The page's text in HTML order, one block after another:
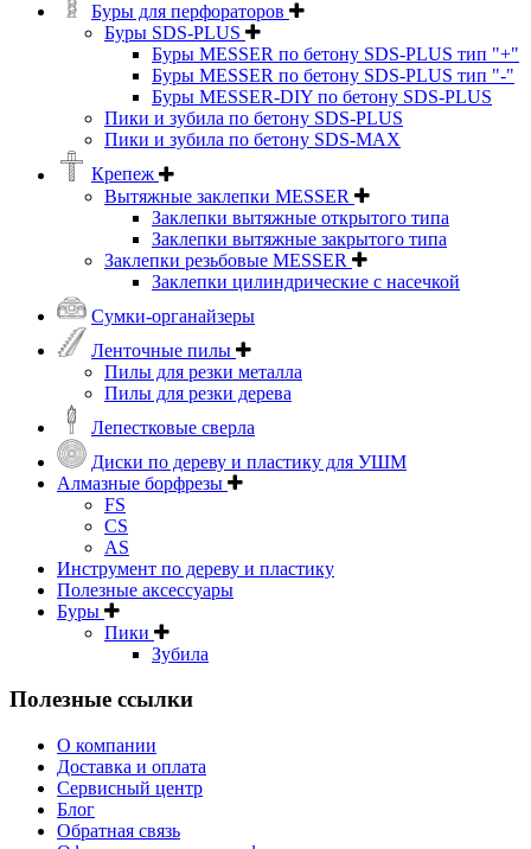
Буры для перфораторов
Буры SDS-PLUS
Буры MESSER по бетону SDS-PLUS тип "+"
Буры MESSER по бетону SDS-PLUS тип "-"
Буры MESSER-DIY по бетону SDS-PLUS
Пики и зубила по бетону SDS-PLUS
Пики и зубила по бетону SDS-MAX
Крепеж
Вытяжные заклепки MESSER
Заклепки вытяжные открытого типа
Заклепки вытяжные закрытого типа
Заклепки резьбовые MESSER
Заклепки цилиндрические с насечкой
Сумки-органайзеры
Ленточные пилы
Пилы для резки металла
Пилы для резки дерева
Лепестковые сверла
Диски по дереву и пластику для УШМ
Алмазные борфрезы
FS
CS
AS
Инструмент по дереву и пластику
Полезные аксессуары
Буры
Пики
Зубила
Полезные ссылки
О компании
Доставка и оплата
Сервисный центр
Блог
Обратная связь